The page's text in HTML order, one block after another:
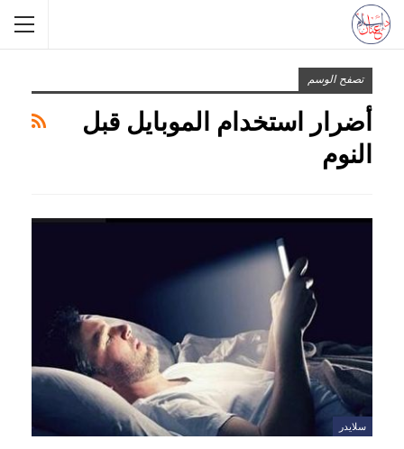
تصفح الوسم
أضرار استخدام الموبايل قبل
النوم
سلايدر